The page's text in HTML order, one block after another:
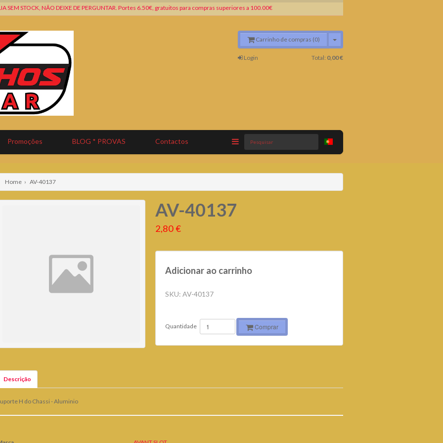
SEM STOCK, NÃO DEIXE DE PERGUNTAR. Portes 6.50€, gratuitos para compras superiores a 100.00€
Carrinho de compras (0)
Login Total: 0,00 €
Promoções BLOG * PROVAS Contactos Pesquisar
Home › AV-40137
AV-40137
2,80 €
Adicionar ao carrinho
SKU: AV-40137
Quantidade Comprar
Descrição
H do Chassi - Aluminio